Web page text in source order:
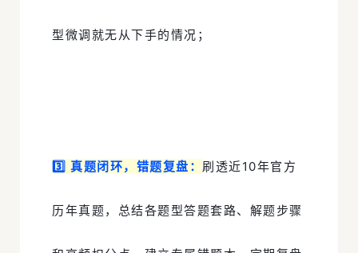
型微调就无从下手的情况；
3️⃣ 真题闭环，错题复盘 ： 刷透近10年官方
历年真题，总结各题型答题套路、解题步骤